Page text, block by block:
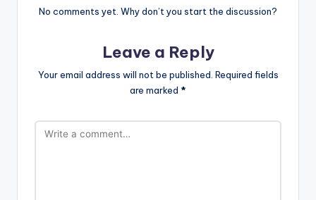
No comments yet. Why don’t you start the discussion?
Leave a Reply
Your email address will not be published. Required fields
are marked *